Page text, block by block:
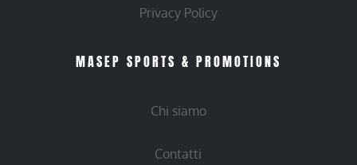
Privacy Policy
MASEP SPORTS & PROMOTIONS
Chi siamo
Contatti